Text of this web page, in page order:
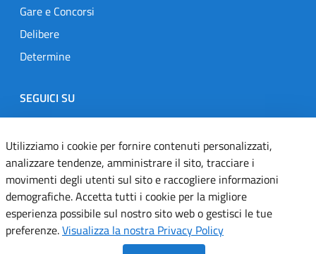
Gare e Concorsi
Delibere
Determine
SEGUICI SU
Designers Italia
TwitterInstagramYoutubeLinkedin
Dichiarazione di accessibilità
Informativa cookie
Utilizziamo i cookie per fornire contenuti personalizzati,
analizzare tendenze, amministrare il sito, tracciare i
movimenti degli utenti sul sito e raccogliere informazioni
demografiche. Accetta tutti i cookie per la migliore
esperienza possibile sul nostro sito web o gestisci le tue
preferenze.Visualizza la nostra Privacy Policy